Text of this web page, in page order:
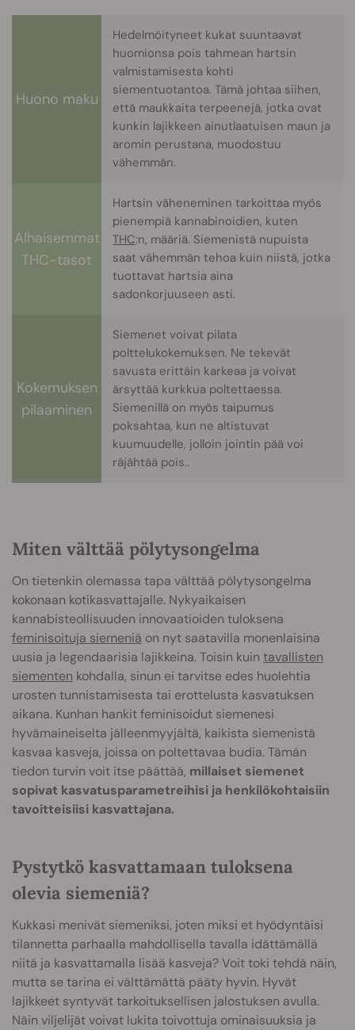
Huono maku
Hedelmöityneet kukat suuntaavat
huomionsa pois tahmean hartsin
valmistamisesta kohti
siementuotantoa. Tämä johtaa siihen,
että maukkaita terpeenejä, jotka ovat
kunkin lajikkeen ainutlaatuisen maun ja
aromin perustana, muodostuu
vähemmän.
Alhaisemmat
THC-tasot
Hartsin väheneminen tarkoittaa myös
pienempiä kannabinoidien, kuten
THC:n, määriä. Siemenistä nupuista
saat vähemmän tehoa kuin niistä, jotka
tuottavat hartsia aina
sadonkorjuuseen asti.
Kokemuksen
pilaaminen
Siemenet voivat pilata
polttelukokemuksen. Ne tekevät
savusta erittäin karkeaa ja voivat
ärsyttää kurkkua poltettaessa.
Siemenillä on myös taipumus
poksahtaa, kun ne altistuvat
kuumuudelle, jolloin jointin pää voi
räjähtää pois..
Miten välttää pölytysongelma
On tietenkin olemassa tapa välttää pölytysongelma
kokonaan kotikasvattajalle. Nykyaikaisen
kannabisteollisuuden innovaatioiden tuloksena
feminisoituja siemeniä on nyt saatavilla monenlaisina
uusia ja legendaarisia lajikkeina. Toisin kuin tavallisten
siementen kohdalla, sinun ei tarvitse edes huolehtia
urosten tunnistamisesta tai erottelusta kasvatuksen
aikana. Kunhan hankit feminisoidut siemenesi
hyvämaineiselta jälleenmyyjältä, kaikista siemenistä
kasvaa kasveja, joissa on poltettavaa budia. Tämän
tiedon turvin voit itse päättää, millaiset siemenet
sopivat kasvatusparametreihisi ja henkilökohtaisiin
tavoitteisiisi kasvattajana.
Pystytkö kasvattamaan tuloksena
olevia siemeniä?
Kukkasi menivät siemeniksi, joten miksi et hyödyntäisi
tilannetta parhaalla mahdollisella tavalla idättämällä
niitä ja kasvattamalla lisää kasveja? Voit toki tehdä näin,
mutta se tarina ei välttämättä pääty hyvin. Hyvät
lajikkeet syntyvät tarkoituksellisen jalostuksen avulla.
Näin viljelijät voivat lukita toivottuja ominaisuuksia ja